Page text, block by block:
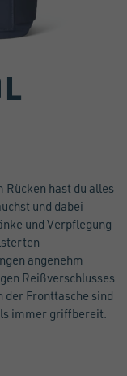
Rücken hast du alles
und dabei
und Verpflegung
angenehm
Reißverschlusses
der Fronttasche sind
immer griffbereit.